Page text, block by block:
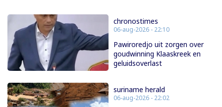
chronostimes
06-aug-2026 - 22:10
Pawiroredjo uit zorgen over
goudwinning Klaaskreek en
geluidsoverlast
suriname herald
06-aug-2026 - 22:02